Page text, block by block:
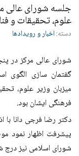
جلسه شورای عالی
علوم، تحقیقات و
دسته:اخبار و رویدادها
شورای عالی مرکز در
گفتمان سازی الگوی
میزبان وزیر علوم،
فرهنگی ایشان بود.
دکتر رضا فرجی دانا با
پیشرفت اظهار نمود
شورای اسلامی نیز